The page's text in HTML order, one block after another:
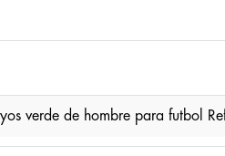
verde de hombre para futbol